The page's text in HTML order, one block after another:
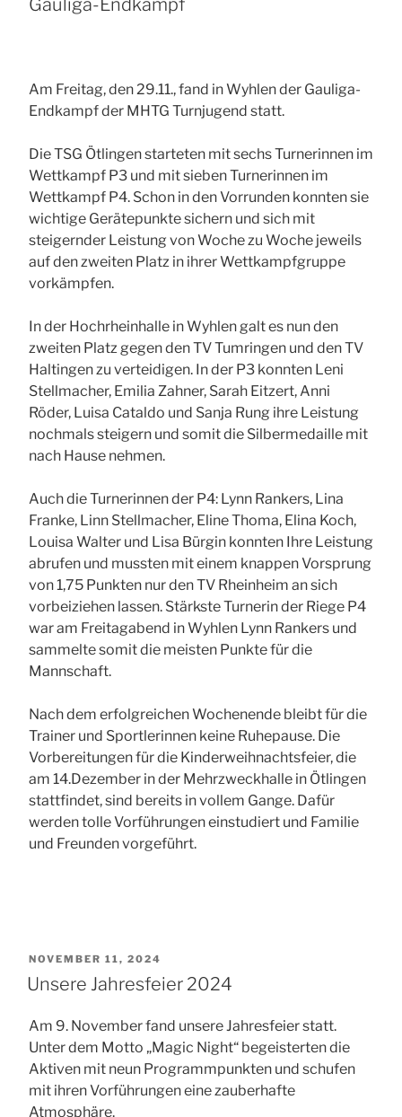
Am Freitag, den 29.11., fand in Wyhlen der Gauliga-
Endkampf der MHTG Turnjugend statt.
Die TSG Ötlingen starteten mit sechs Turnerinnen im
Wettkampf P3 und mit sieben Turnerinnen im
Wettkampf P4. Schon in den Vorrunden konnten sie
wichtige Gerätepunkte sichern und sich mit
steigernder Leistung von Woche zu Woche jeweils
auf den zweiten Platz in ihrer Wettkampfgruppe
vorkämpfen.
In der Hochrheinhalle in Wyhlen galt es nun den
zweiten Platz gegen den TV Tumringen und den TV
Haltingen zu verteidigen. In der P3 konnten Leni
Stellmacher, Emilia Zahner, Sarah Eitzert, Anni
Röder, Luisa Cataldo und Sanja Rung ihre Leistung
nochmals steigern und somit die Silbermedaille mit
nach Hause nehmen.
Auch die Turnerinnen der P4: Lynn Rankers, Lina
Franke, Linn Stellmacher, Eline Thoma, Elina Koch,
Louisa Walter und Lisa Bürgin konnten Ihre Leistung
abrufen und mussten mit einem knappen Vorsprung
von 1,75 Punkten nur den TV Rheinheim an sich
vorbeiziehen lassen. Stärkste Turnerin der Riege P4
war am Freitagabend in Wyhlen Lynn Rankers und
sammelte somit die meisten Punkte für die
Mannschaft.
Nach dem erfolgreichen Wochenende bleibt für die
Trainer und Sportlerinnen keine Ruhepause. Die
Vorbereitungen für die Kinderweihnachtsfeier, die
am 14.Dezember in der Mehrzweckhalle in Ötlingen
stattfindet, sind bereits in vollem Gange. Dafür
werden tolle Vorführungen einstudiert und Familie
und Freunden vorgeführt.
VERÖFFENTLICHT
AM
NOVEMBER 11, 2024
Unsere Jahresfeier 2024
Am 9. November fand unsere Jahresfeier statt.
Unter dem Motto „Magic Night“ begeisterten die
Aktiven mit neun Programmpunkten und schufen
mit ihren Vorführungen eine zauberhafte
Atmosphäre.